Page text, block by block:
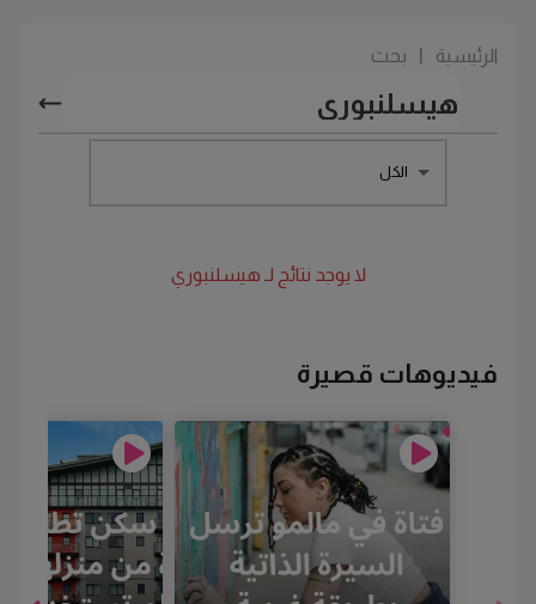
الرئيسية بحث
الكل
لا يوجد نتائج لـ هيسلنبوري
فيديوهات قصيرة